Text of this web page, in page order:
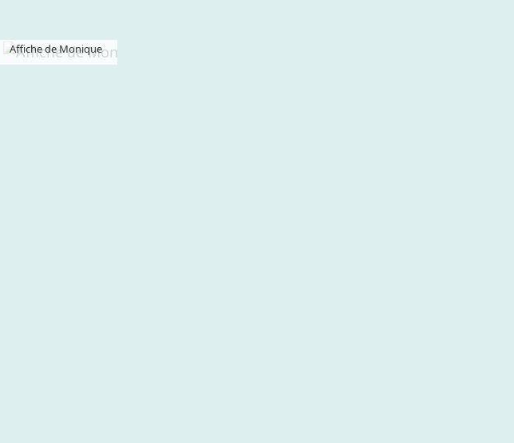
Affiche de Monique